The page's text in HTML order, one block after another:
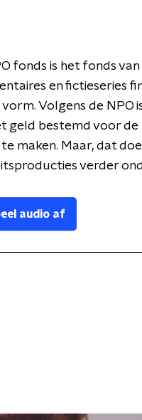
fonds is het fonds
en fictieseries
vorm. Volgens de NPO
geld bestemd voor de
maken. Maar, dat
verder
audio af